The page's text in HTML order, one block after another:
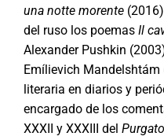
una notte morente
del ruso los poemas Il
Alexander Pushkin
Emílievich
literaria en diarios y
encargado de los
XXXII y XXXIII del